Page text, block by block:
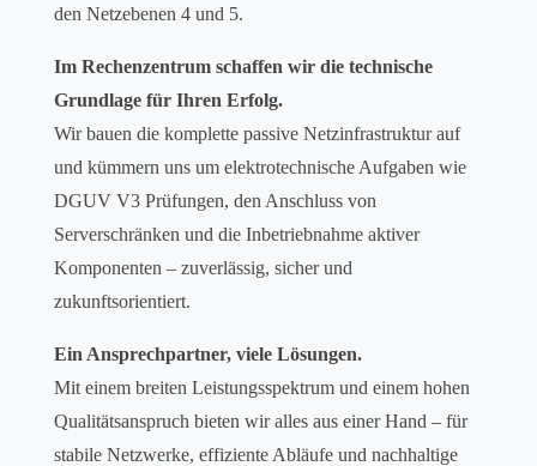
den Netzebenen 4 und 5.
Im Rechenzentrum schaffen wir die technische
Grundlage für Ihren Erfolg.
Wir bauen die komplette passive Netzinfrastruktur auf
und kümmern uns um elektrotechnische Aufgaben wie
DGUV V3 Prüfungen, den Anschluss von
Serverschränken und die Inbetriebnahme aktiver
Komponenten – zuverlässig, sicher und
zukunftsorientiert.
Ein Ansprechpartner, viele Lösungen.
Mit einem breiten Leistungsspektrum und einem hohen
Qualitätsanspruch bieten wir alles aus einer Hand – für
stabile Netzwerke, effiziente Abläufe und nachhaltige